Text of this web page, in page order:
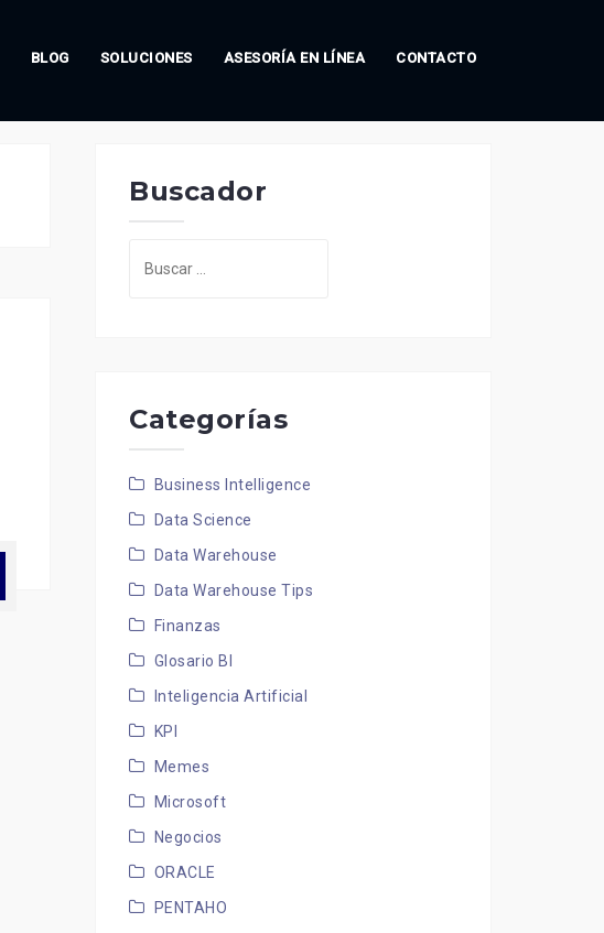
BLOG SOLUCIONES ASESORÍA EN LÍNEA CONTACTO
Buscador
Categorías
Business Intelligence
Data Science
Data Warehouse
Data Warehouse Tips
Finanzas
Glosario BI
Inteligencia Artificial
KPI
Memes
Microsoft
Negocios
ORACLE
PENTAHO